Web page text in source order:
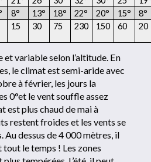
8° 13° 18° 22° 20° 15°
8°
15 30 75 230 150 60 20
et variable selon l’altitude. En
le climat est semi-aride avec
à février, les jours la
0°et le vent souffle assez
est plus chaud de mai à
restent froides et les vents se
Au dessus de 4 000 mètres, il
le temps ! Les zones